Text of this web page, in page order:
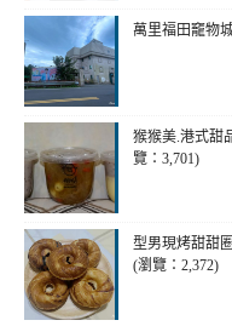
萬里福田竉物
猴猴美.港式甜
覽：3,701)
型男現烤甜甜
(瀏覽：2,372)